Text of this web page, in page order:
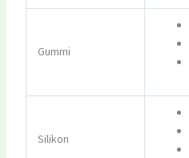
Gummi
Silikon